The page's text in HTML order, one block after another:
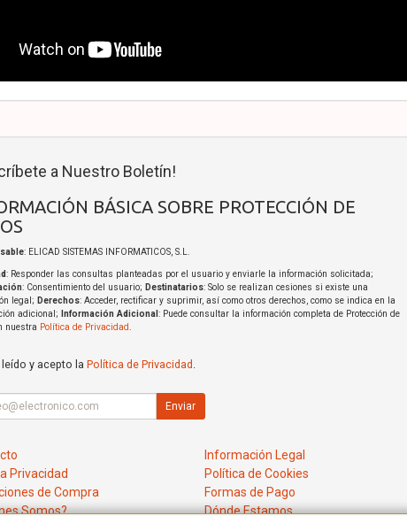
a Nuestro Boletín!
BÁSICA SOBRE PROTECCIÓN DE
: ELICAD SISTEMAS INFORMATICOS, S.L.
: Responder las consultas planteadas por el usuario y enviarle la información solicitada;
: Consentimiento del usuario; Destinatarios: Solo se realizan cesiones si existe una
legal; Derechos: Acceder, rectificar y suprimir, así como otros derechos, como se indica en la
adicional;
Información Adicional : Puede consultar la información completa de Protección de
nuestra Política de Privacidad
leído y acepto la Política de Privacidad
Enviar
Información Legal
Privacidad
Política de Cookies
de Compra
Formas de Pago
Somos?
Dónde Estamos